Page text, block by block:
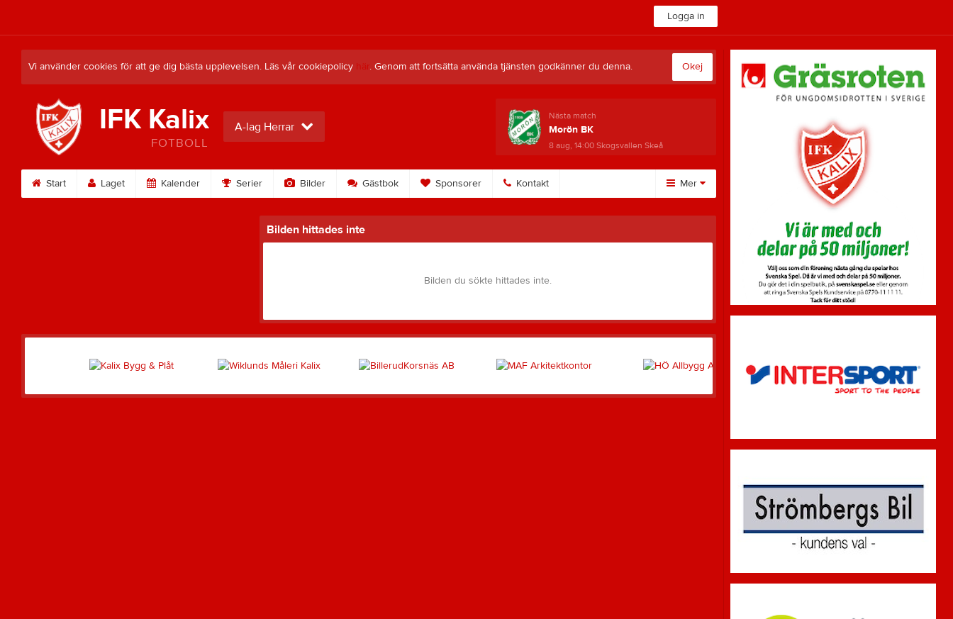
Logga in
Vi använder cookies för att ge dig bästa upplevelsen. Läs vår cookiepolicy här. Genom att fortsätta använda tjänsten godkänner du denna. Okej
IFK Kalix
FOTBOLL
A-lag Herrar
Nästa match
Morön BK
8 aug, 14:00 Skogsvallen Skeå
Start Laget Kalender Serier Bilder Gästbok Sponsorer Kontakt Mer
Besökarstatistik
Bilden hittades inte
Bilden du sökte hittades inte.